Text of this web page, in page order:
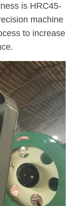
is HRC45-
machine
to increase